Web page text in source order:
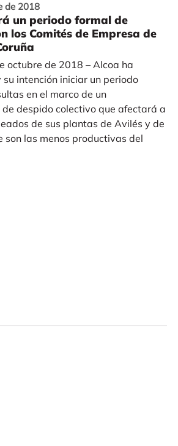
de 2018
un periodo formal de
los Comités de Empresa de
octubre de 2018 – Alcoa ha
su intención iniciar un periodo
en el marco de un
despido colectivo que afectará a
de sus plantas de Avilés y de
son las menos productivas del